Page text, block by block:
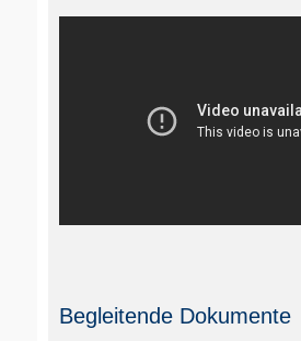
Begleitende Dokumente